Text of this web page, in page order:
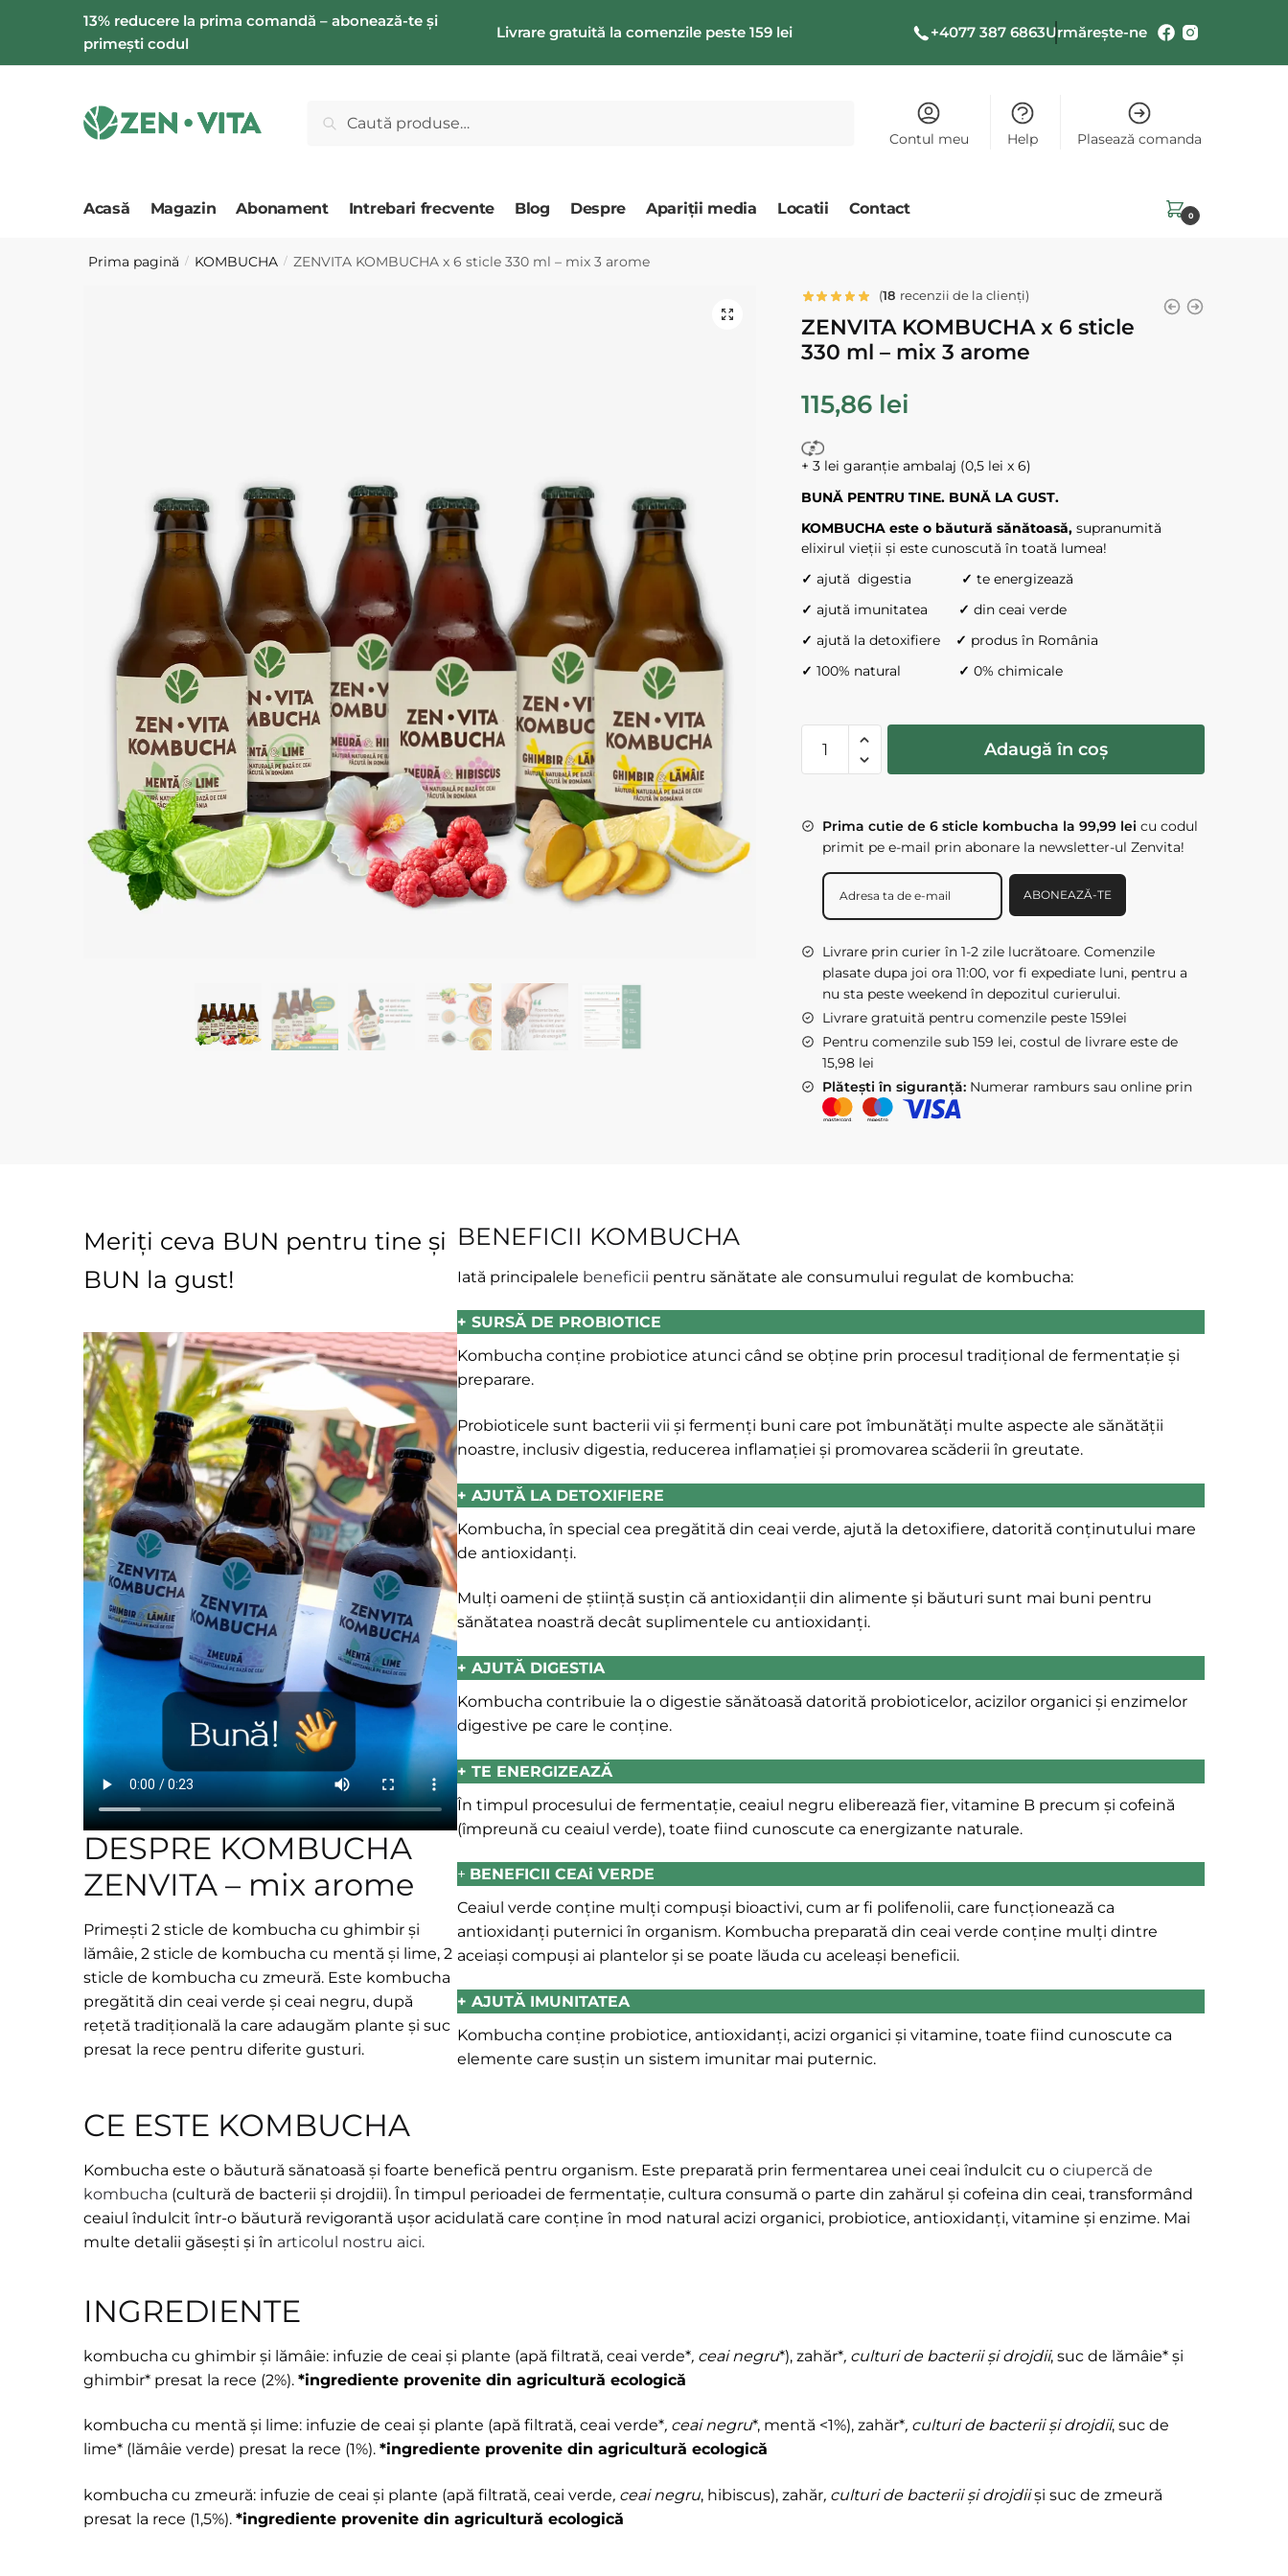
13% reducere la prima comandă – abonează-te și
primești codul
Livrare gratuită la comenzile peste 159 lei +4077 387 6863Urmărește-ne
după:
Caută
Contul meu Help Plasează comanda
Acasă Magazin Abonament Intrebari frecvente Blog Despre Apariții media Locatii Contact 0
Prima pagină / KOMBUCHA / ZENVITA KOMBUCHA x 6 sticle 330 ml – mix 3 arome
🔍
(18 recenzii de la clienți)
ZENVITA KOMBUCHA x 6 sticle
330 ml – mix 3 arome
115,86 lei
+ 3 lei garanție ambalaj (0,5 lei x 6)
BUNĂ PENTRU TINE. BUNĂ LA GUST.
KOMBUCHA este o băutură sănătoasă, supranumită
elixirul vieții și este cunoscută în toată lumea!
✓ ajută digestia ✓ te energizează
✓ ajută imunitatea ✓ din ceai verde
✓ ajută la detoxifiere ✓ produs în România
✓ 100% natural ✓ 0% chimicale
Cantitate
ZENVITA
6
sticle
330
mix
arome
Adaugă în coș
Prima cutie de 6 sticle kombucha la 99,99 lei cu codul
primit pe e-mail prin abonare la newsletter-ul Zenvita!
ABONEAZĂ-TE
Livrare prin curier în 1-2 zile lucrătoare. Comenzile
plasate dupa joi ora 11:00, vor fi expediate luni, pentru a
nu sta peste weekend în depozitul curierului.
Livrare gratuită pentru comenzile peste 159lei
Pentru comenzile sub 159 lei, costul de livrare este de
15,98 lei
Plătești în siguranță:Numerar ramburs sau online prin
Meriți ceva BUN pentru tine și
BUN la gust!
DESPRE KOMBUCHA
ZENVITA – mix arome
Primești 2 sticle de kombucha cu ghimbir și
lămâie, 2 sticle de kombucha cu mentă și lime, 2
sticle de kombucha cu zmeură. Este kombucha
pregătită din ceai verde și ceai negru, după
rețetă tradițională la care adaugăm plante și suc
presat la rece pentru diferite gusturi.
BENEFICII KOMBUCHA
Iată principalele beneficii pentru sănătate ale consumului regulat de kombucha:
+ SURSĂ DE PROBIOTICE
Kombucha conține probiotice atunci când se obține prin procesul tradițional de fermentație și
preparare.
Probioticele sunt bacterii vii și fermenți buni care pot îmbunătăți multe aspecte ale sănătății
noastre, inclusiv digestia, reducerea inflamației și promovarea scăderii în greutate.
+ AJUTĂ LA DETOXIFIERE
Kombucha, în special cea pregătită din ceai verde, ajută la detoxifiere, datorită conținutului mare
de antioxidanți.
Mulți oameni de știință susțin că antioxidanții din alimente și băuturi sunt mai buni pentru
sănătatea noastră decât suplimentele cu antioxidanți.
+ AJUTĂ DIGESTIA
Kombucha contribuie la o digestie sănătoasă datorită probioticelor, acizilor organici și enzimelor
digestive pe care le conține.
+ TE ENERGIZEAZĂ
În timpul procesului de fermentație, ceaiul negru eliberează fier, vitamine B precum și cofeină
(împreună cu ceaiul verde), toate fiind cunoscute ca energizante naturale.
+ BENEFICII CEAi VERDE
Ceaiul verde conține mulți compuși bioactivi, cum ar fi polifenolii, care funcționează ca
antioxidanți puternici în organism. Kombucha preparată din ceai verde conține mulți dintre
aceiași compuși ai plantelor și se poate lăuda cu aceleași beneficii.
+ AJUTĂ IMUNITATEA
Kombucha conține probiotice, antioxidanți, acizi organici și vitamine, toate fiind cunoscute ca
elemente care susțin un sistem imunitar mai puternic.
CE ESTE KOMBUCHA
Kombucha este o băutură sănatoasă și foarte benefică pentru organism. Este preparată prin fermentarea unei ceai îndulcit cu ociupercă de
kombucha (cultură de bacterii și drojdii). În timpul perioadei de fermentație, cultura consumă o parte din zahărul și cofeina din ceai, transformând
ceaiul îndulcit într-o băutură revigorantă ușor acidulată care conține în mod natural acizi organici, probiotice, antioxidanți, vitamine și enzime. Mai
multe detalii găsești și în articolul nostru aici.
INGREDIENTE
kombucha cu ghimbir și lămâie: infuzie de ceai și plante (apă filtrată, ceai verde*, ceai negru*), zahăr*, culturi de bacterii și drojdii, suc de lămâie* și
ghimbir* presat la rece (2%).*ingrediente provenite din agricultură ecologică
kombucha cu mentă și lime: infuzie de ceai și plante (apă filtrată, ceai verde*, ceai negru*, mentă <1%), zahăr*, culturi de bacterii și drojdii, suc de
lime* (lămâie verde) presat la rece (1%).*ingrediente provenite din agricultură ecologică
kombucha cu zmeură: infuzie de ceai și plante (apă filtrată, ceai verde, ceai negru, hibiscus), zahăr, culturi de bacterii și drojdiiși suc de zmeură
presat la rece (1,5%).*ingrediente provenite din agricultură ecologică